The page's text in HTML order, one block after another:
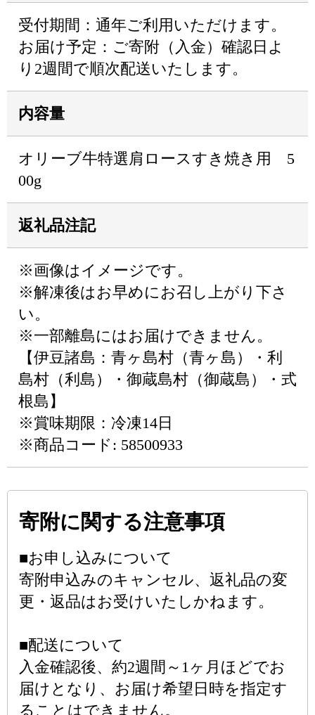
受付期間：通年ご利用いただけます。
お届け予定：ご寄附（入金）確認日よ
り2週間で順次配送いたします。
内容量
オリーブ牛特選肩ロースすき焼き用 5
00g
返礼品注記
※画像はイメージです。
※解凍後はお早めにお召し上がり下さ
い。
※一部離島にはお届けできません。
【伊豆諸島：青ヶ島村（青ヶ島）・利
島村（利島）・御蔵島村（御蔵島）・式
根島】
※賞味期限：冷凍14日
※商品コード: 58500933
寄附に関する注意事項
■お申し込みについて
寄附申込みのキャンセル、返礼品の変
更・返品はお受けいたしかねます。
■配送について
入金確認後、約2週間～1ヶ月ほどでお
届けとなり、お届け希望日時を指定す
ることはできません。